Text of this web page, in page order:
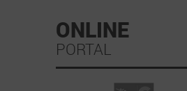
ONLINE
PORTAL